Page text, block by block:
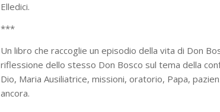
Elledici.
***
Un libro che raccoglie un episodio della vita di Don
riflessione dello stesso Don Bosco sul tema della
Dio, Maria Ausiliatrice, missioni, oratorio, Papa,
ancora.